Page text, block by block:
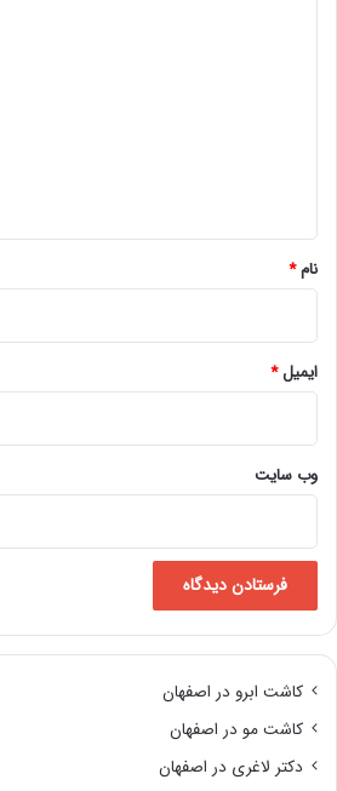
نام*
ایمیل*
وب‌ سایت
کاشت ابرو در اصفهان
کاشت مو در اصفهان
دکتر لاغری در اصفهان